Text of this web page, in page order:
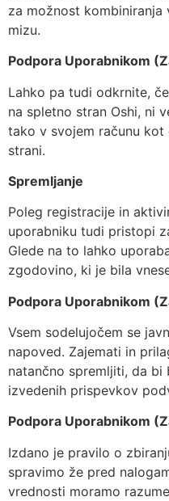
za možnost
mizu.
Podpora Uporabnikom
Lahko pa tudi odkrnite,
na spletno stran Oshi, ni
tako v svojem računu
strani.
Spremljanje
Poleg registracije in
uporabniku tudi pristopi
Glede na to lahko
zgodovino, ki je bila
Podpora Uporabnikom
Vsem sodelujočem se
napoved. Zajemati in
natančno spremljiti, da bi
izvedenih prispevkov
Podpora Uporabnikom
Izdano je pravilo o
spravimo že pred
vrednosti moramo